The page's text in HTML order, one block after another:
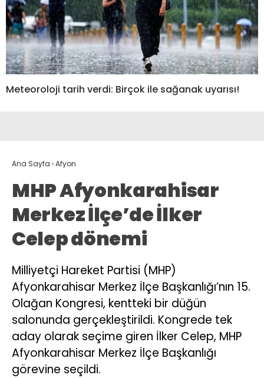
Meteoroloji tarih verdi: Birçok ile sağanak uyarısı!
Ana Sayfa ›Afyon
MHP Afyonkarahisar
Merkez İlçe’de İlker
Celep dönemi
Milliyetçi Hareket Partisi (MHP)
Afyonkarahisar Merkez İlçe Başkanlığı’nın 15.
Olağan Kongresi, kentteki bir düğün
salonunda gerçekleştirildi. Kongrede tek
aday olarak seçime giren İlker Celep, MHP
Afyonkarahisar Merkez İlçe Başkanlığı
görevine seçildi.